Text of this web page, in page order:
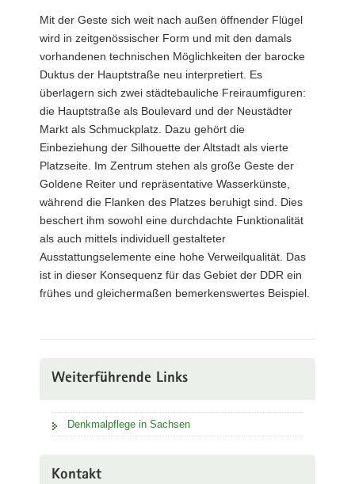
Mit der Geste sich weit nach außen öffnender Flügel
wird in zeitgenössischer Form und mit den damals
vorhandenen technischen Möglichkeiten der barocke
Duktus der Hauptstraße neu interpretiert. Es
überlagern sich zwei städtebauliche Freiraumfiguren:
die Hauptstraße als Boulevard und der Neustädter
Markt als Schmuckplatz. Dazu gehört die
Einbeziehung der Silhouette der Altstadt als vierte
Platzseite. Im Zentrum stehen als große Geste der
Goldene Reiter und repräsentative Wasserkünste,
während die Flanken des Platzes beruhigt sind. Dies
beschert ihm sowohl eine durchdachte Funktionalität
als auch mittels individuell gestalteter
Ausstattungselemente eine hohe Verweilqualität. Das
ist in dieser Konsequenz für das Gebiet der DDR ein
frühes und gleichermaßen bemerkenswertes Beispiel.
Weiterführende Links
Denkmalpflege in Sachsen
Kontakt